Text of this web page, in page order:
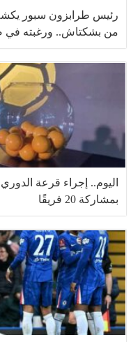
رئيس طرابزون سبور
من بشكتاش.. ورغبته
بمشاركة 20 فريقًا